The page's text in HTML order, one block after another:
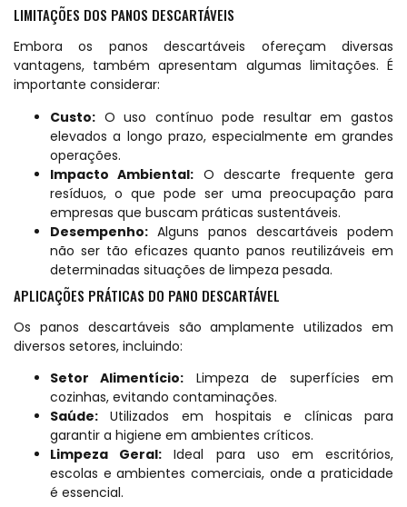
LIMITAÇÕES DOS PANOS DESCARTÁVEIS
Embora os panos descartáveis ofereçam diversas
vantagens, também apresentam algumas limitações. É
importante considerar:
Custo: O uso contínuo pode resultar em gastos
elevados a longo prazo, especialmente em grandes
operações.
Impacto Ambiental: O descarte frequente gera
resíduos, o que pode ser uma preocupação para
empresas que buscam práticas sustentáveis.
Desempenho: Alguns panos descartáveis podem
não ser tão eficazes quanto panos reutilizáveis em
determinadas situações de limpeza pesada.
APLICAÇÕES PRÁTICAS DO PANO DESCARTÁVEL
Os panos descartáveis são amplamente utilizados em
diversos setores, incluindo:
Setor Alimentício: Limpeza de superfícies em
cozinhas, evitando contaminações.
Saúde: Utilizados em hospitais e clínicas para
garantir a higiene em ambientes críticos.
Limpeza Geral: Ideal para uso em escritórios,
escolas e ambientes comerciais, onde a praticidade
é essencial.